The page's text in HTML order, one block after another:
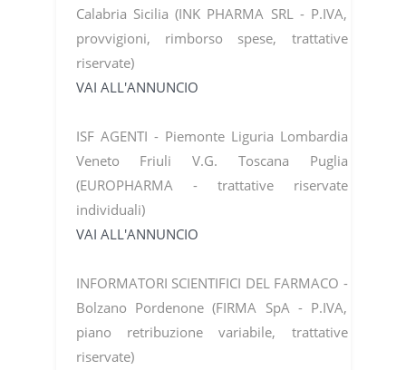
Calabria Sicilia (INK PHARMA SRL - P.IVA,
provvigioni, rimborso spese, trattative
riservate)
VAI ALL'ANNUNCIO
ISF AGENTI - Piemonte Liguria Lombardia
Veneto Friuli V.G. Toscana Puglia
(EUROPHARMA - trattative riservate
individuali)
VAI ALL'ANNUNCIO
INFORMATORI SCIENTIFICI DEL FARMACO -
Bolzano Pordenone (FIRMA SpA - P.IVA,
piano retribuzione variabile, trattative
riservate)